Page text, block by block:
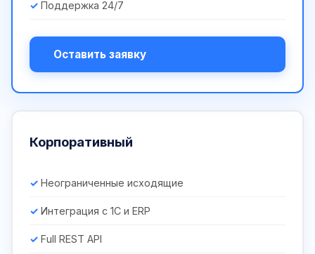
Поддержка 24/7
Оставить заявку
Корпоративный
Неограниченные исходящие
Интеграция с 1С и ERP
Full REST API